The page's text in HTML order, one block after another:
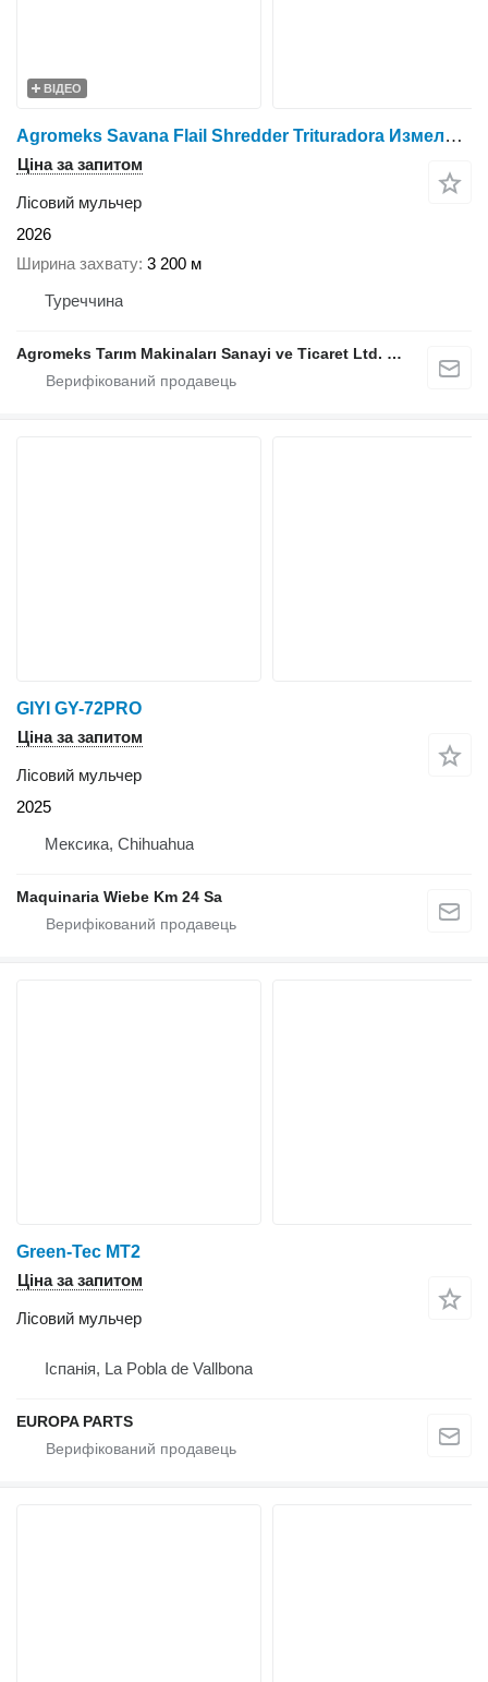
ВІДЕО
Agromeks Savana Flail Shredder Trituradora Измельчитель ماكينة تقطيع
Ціна за запитом
Лісовий мульчер
2026
Ширина захвату 3 200 м
Туреччина
Agromeks Tarım Makinaları Sanayi ve Ticaret Ltd. Şti.
GIYI GY-72PRO
Ціна за запитом
Лісовий мульчер
2025
Мексика, Chihuahua
Maquinaria Wiebe Km 24 Sa
Green-Tec MT2
Ціна за запитом
Лісовий мульчер
Іспанія, La Pobla de Vallbona
EUROPA PARTS